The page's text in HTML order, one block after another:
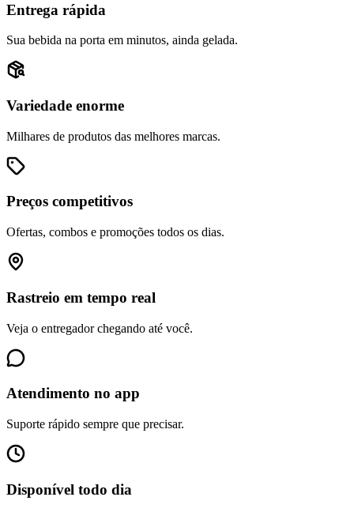
Entrega rápida
Sua bebida na porta em minutos, ainda gelada.
Variedade enorme
Milhares de produtos das melhores marcas.
Preços competitivos
Ofertas, combos e promoções todos os dias.
Rastreio em tempo real
Veja o entregador chegando até você.
Atendimento no app
Suporte rápido sempre que precisar.
Disponível todo dia